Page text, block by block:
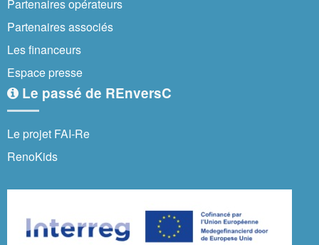
Partenaires opérateurs
Partenaires associés
Les financeurs
Espace presse
Le passé de REnversC
Le projet FAI-Re
RenoKids